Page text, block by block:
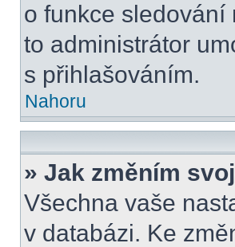
o funkce sledování
to administrátor
s přihlašováním.
Nahoru
» Jak změním
Všechna vaše
v databázi. Ke